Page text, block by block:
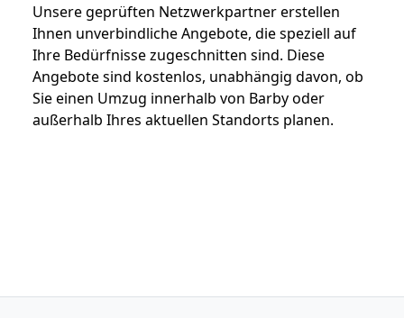
Unsere geprüften Netzwerkpartner erstellen
Ihnen unverbindliche Angebote, die speziell auf
Ihre Bedürfnisse zugeschnitten sind. Diese
Angebote sind kostenlos, unabhängig davon, ob
Sie einen Umzug innerhalb von Barby oder
außerhalb Ihres aktuellen Standorts planen.